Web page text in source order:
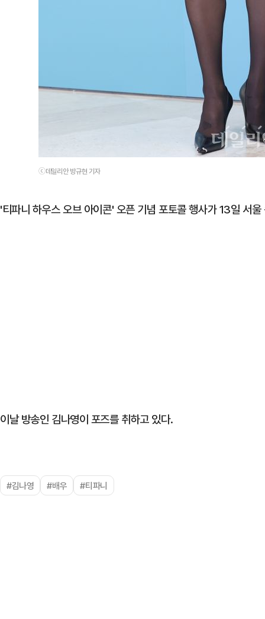
ⓒ데일리안 방규현 기자
'티파니 하우스 오브 아이콘' 오픈 기념 포토콜 행사가 13일 서
이날 방송인 김나영이 포즈를 취하고 있다.
#김나영 #배우 #티파니